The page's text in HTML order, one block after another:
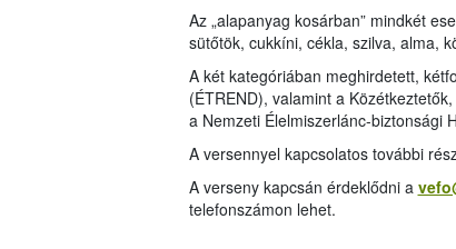
Az „alapanyag kosárban” mindkét
sütőtök, cukkíni, cékla, szilva, alma,
A két kategóriában meghirdetett,
(ÉTREND), valamint a
a Nemzeti Élelmiszerlánc-biztonsági
A versennyel kapcsolatos további
A verseny kapcsán érdeklődni a
telefonszámon lehet.